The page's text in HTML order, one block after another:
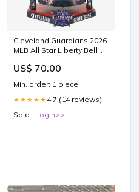
Cleveland Guardians 2026
MLB All Star Liberty Bell
YGroup_BasicPomBeanies
US$ 70.00
Min. order: 1 piece
★★★★★ 4.7 (14 reviews)
Sold : Login>>